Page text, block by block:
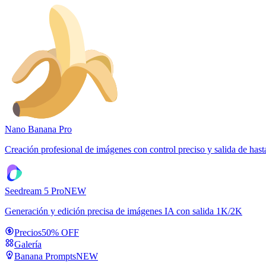
Nano Banana Pro
Creación profesional de imágenes con control preciso y salida de
Seedream 5 ProNEW
Generación y edición precisa de imágenes IA con salida 1K/2K
Precios50% OFF
Galería
Banana PromptsNEW